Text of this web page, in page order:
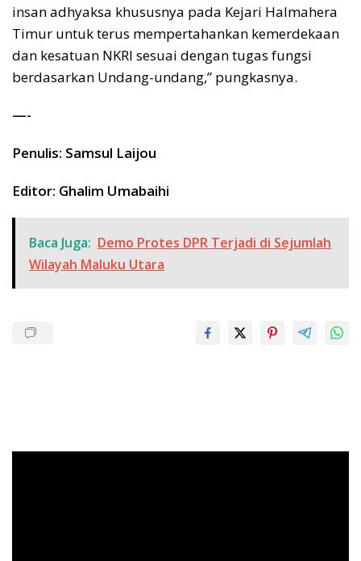
insan adhyaksa khususnya pada Kejari Halmahera
Timur untuk terus mempertahankan kemerdekaan
dan kesatuan NKRI sesuai dengan tugas fungsi
berdasarkan Undang-undang,” pungkasnya.
—-
Penulis: Samsul Laijou
Editor: Ghalim Umabaihi
Baca Juga: Demo Protes DPR Terjadi di Sejumlah
Wilayah Maluku Utara